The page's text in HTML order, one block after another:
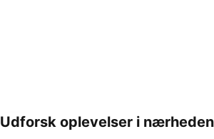
Udvid kort
Udforsk oplevelser i nærheden